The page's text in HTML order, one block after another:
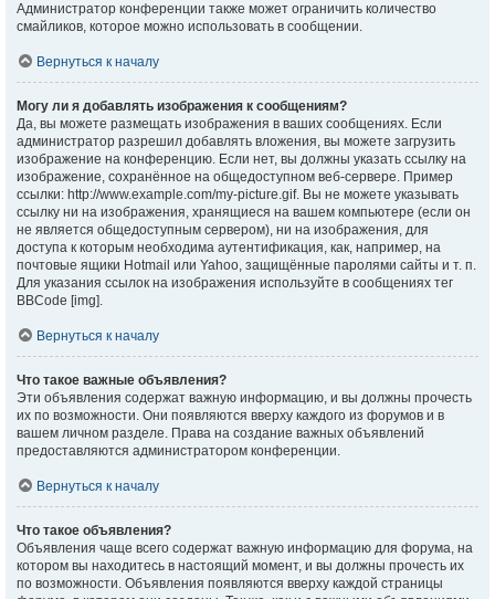
Администратор конференции также может ограничить количество
смайликов, которое можно использовать в сообщении.
Вернуться к началу
Могу ли я добавлять изображения к сообщениям?
Да, вы можете размещать изображения в ваших сообщениях. Если
администратор разрешил добавлять вложения, вы можете загрузить
изображение на конференцию. Если нет, вы должны указать ссылку на
изображение, сохранённое на общедоступном веб-сервере. Пример
ссылки: http://www.example.com/my-picture.gif. Вы не можете указывать
ссылку ни на изображения, хранящиеся на вашем компьютере (если он
не является общедоступным сервером), ни на изображения, для
доступа к которым необходима аутентификация, как, например, на
почтовые ящики Hotmail или Yahoo, защищённые паролями сайты и т. п.
Для указания ссылок на изображения используйте в сообщениях тег
BBCode [img].
Вернуться к началу
Что такое важные объявления?
Эти объявления содержат важную информацию, и вы должны прочесть
их по возможности. Они появляются вверху каждого из форумов и в
вашем личном разделе. Права на создание важных объявлений
предоставляются администратором конференции.
Вернуться к началу
Что такое объявления?
Объявления чаще всего содержат важную информацию для форума, на
котором вы находитесь в настоящий момент, и вы должны прочесть их
по возможности. Объявления появляются вверху каждой страницы